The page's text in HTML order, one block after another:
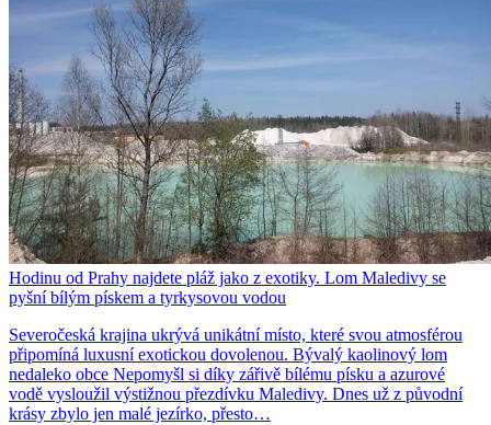
Hodinu od Prahy najdete pláž jako z exotiky. Lom Maledivy se
pyšní bílým pískem a tyrkysovou vodou
Severočeská krajina ukrývá unikátní místo, které svou atmosférou
připomíná luxusní exotickou dovolenou. Bývalý kaolinový lom
nedaleko obce Nepomyšl si díky zářivě bílému písku a azurové
vodě vysloužil výstižnou přezdívku Maledivy. Dnes už z původní
krásy zbylo jen malé jezírko, přesto…